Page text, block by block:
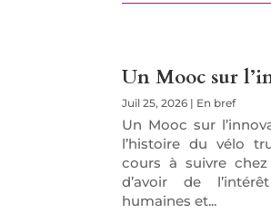
Un Mooc sur
Juil 25, 2026 | En bref
Un Mooc sur
l’histoire du vélo
cours à suivre
d’avoir de
humaines et...